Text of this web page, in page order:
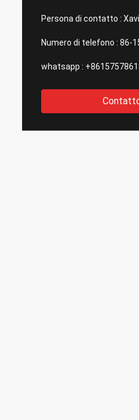
Persona di contatto :
Numero di telefono : 86-
whatsapp :